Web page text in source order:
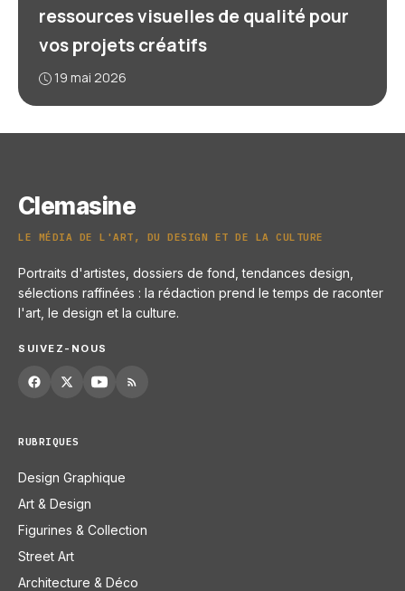
ressources visuelles de qualité pour
vos projets créatifs
19 mai 2026
Clemasine
LE MÉDIA DE L'ART, DU DESIGN ET DE LA CULTURE
Portraits d'artistes, dossiers de fond, tendances design,
sélections raffinées : la rédaction prend le temps de raconter
l'art, le design et la culture.
SUIVEZ-NOUS
RUBRIQUES
Design Graphique
Art & Design
Figurines & Collection
Street Art
Architecture & Déco